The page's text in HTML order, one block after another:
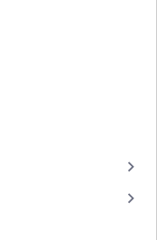
keyboard_arrow_right
keyboard_arrow_right